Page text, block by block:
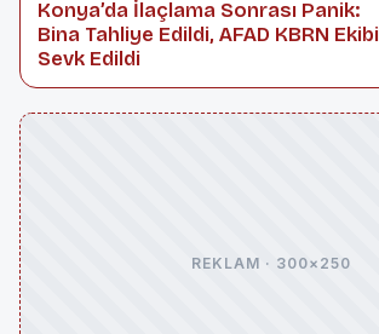
Konya’da İlaçlama Sonrası Panik:
Bina Tahliye Edildi, AFAD KBRN Ekibi
Sevk Edildi
REKLAM · 300×250